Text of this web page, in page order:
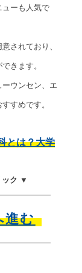
ューも人気で
されており、
きます。
ウンセン、エ
すめです。
とは？大学
ック ▼
進む